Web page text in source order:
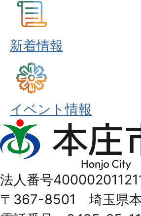
新着情報
イベント情報
本
庄
Honjo
City
法人番号
〒367-8501 埼玉県